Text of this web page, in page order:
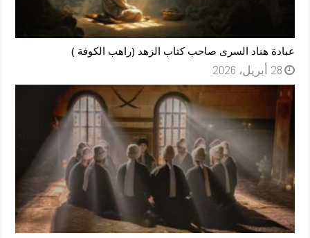
عبادة هناد السرى صاحب كتاب الزهد (راهب الكوفة )
28 أبريل، 2026